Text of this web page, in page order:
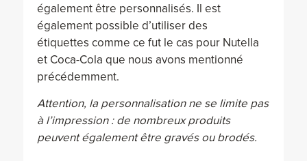
également être personnalisés. Il est
également possible d’utiliser des
étiquettes comme ce fut le cas pour Nutella
et Coca-Cola que nous avons mentionné
précédemment.
Attention, la personnalisation ne se limite pas
à l’impression : de nombreux produits
peuvent également être gravés ou brodés.